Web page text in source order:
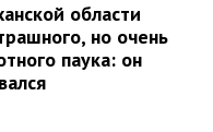
области
но очень
паука: он